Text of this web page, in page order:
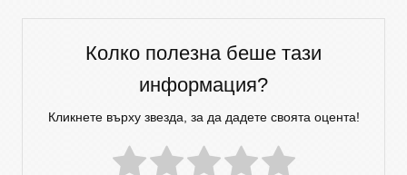
Колко полезна беше тази
информация?
Кликнете върху звезда, за да дадете своята оцента!